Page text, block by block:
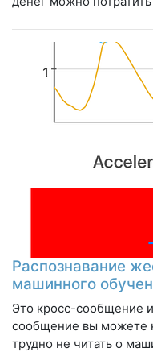
Распознавание
машинного
Это кросс-сообщение
сообщение вы можете
трудно не читать о